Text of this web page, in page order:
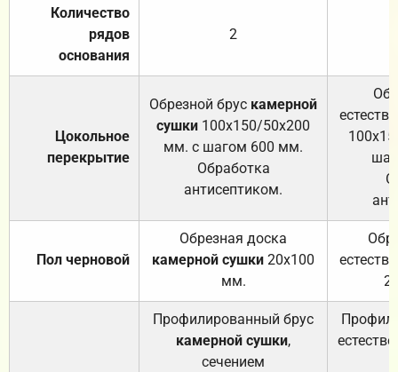
Количество
рядов
основания
2
Цокольное
перекрытие
Обрезной брус камерной
сушки 100х150/50х200
мм. с шагом 600 мм.
Обработка
антисептиком.
Пол черновой
Обрезная доска
камерной сушки 20х100
мм.
Профилированный брус
камерной сушки,
сечением